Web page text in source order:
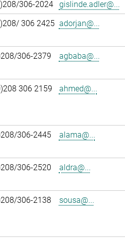
306-2024 gislinde.adler@...
306 2425 adorjan@...
306-2379 agbaba@...
306 2159 ahmed@...
306-2445 alama@...
306-2520 aldra@...
306-2138 sousa@...